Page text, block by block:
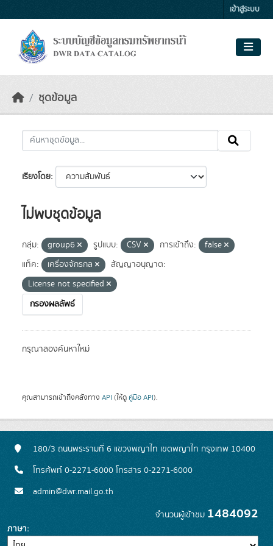
เข้าสู่ระบบ
ชุดข้อมูล
เรียงโดย
ไม่พบชุดข้อมูล
กลุ่ม: group6 รูปแบบ: CSV การเข้าถึง:
false
แท็ค:
เครื่องจักรกล
สัญญาอนุญาต:
License not specified
กรองผลลัพธ์
กรุณาลองค้นหาใหม่
คุณสามารถเข้าถึงคลังทาง API (ให้ดู คู่มือ API).
180/3 ถนนพระรามที่ 6 แขวงพญาไท เขตพญาไท กรุงเทพ 10400
โทรศัพท์ 0-2271-6000 โทรสาร 0-2271-6000
admin@dwr.mail.go.th
จำนวนผู้เข้าชม 1484092
ภาษา